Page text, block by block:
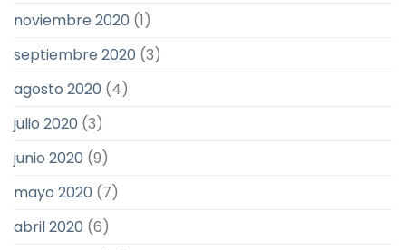
noviembre 2020 (1)
septiembre 2020 (3)
agosto 2020 (4)
julio 2020 (3)
junio 2020 (9)
mayo 2020 (7)
abril 2020 (6)